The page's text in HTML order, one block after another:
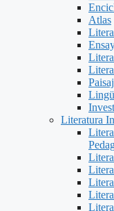
Atlas
Literatura